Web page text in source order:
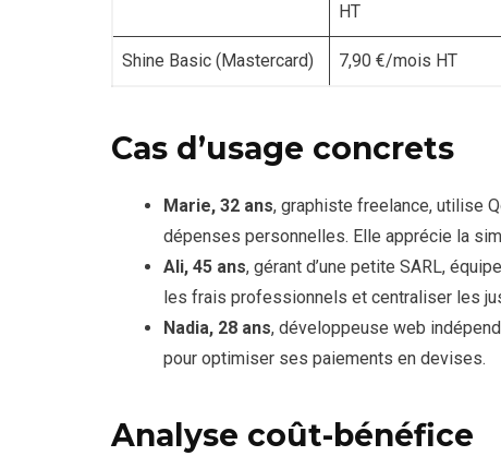
HT
Shine Basic (Mastercard) 7,90 €/mois HT
Cas d’usage concrets
Marie, 32 ans, graphiste freelance, utilise
dépenses personnelles. Elle apprécie la
Ali, 45 ans, gérant d’une petite SARL,
les frais professionnels et centraliser les
Nadia, 28 ans, développeuse web
pour optimiser ses paiements en devises.
Analyse coût-bénéfice